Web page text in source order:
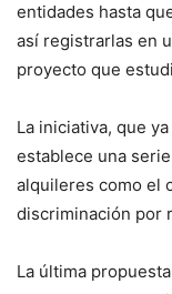
entidades hasta
así registrarlas en
proyecto que
La iniciativa, que
establece una
alquileres como el
discriminación por
La última